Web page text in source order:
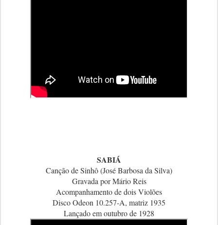
SABIÁ
Canção de Sinhô (José Barbosa da Silva)
Gravada por Mário Reis
Acompanhamento de dois Violões
Disco Odeon 10.257-A, matriz 1935
Lançado em outubro de 1928